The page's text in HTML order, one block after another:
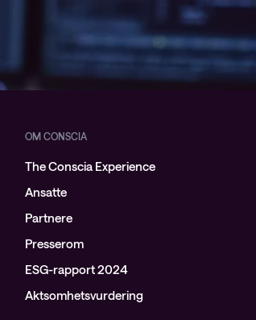
OM CONSCIA
The Conscia Experience
Ansatte
Partnere
Presserom
ESG-rapport 2024
Aktsomhetsvurdering